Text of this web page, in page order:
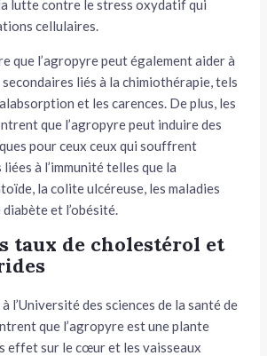
lutte contre le stress oxydatif qui
cellulaires.
que l’agropyre peut également aider à
liés à la chimiothérapie, tels
et les carences. De plus, les
que l’agropyre peut induire des
pour ceux ceux qui souffrent
à l’immunité telles que la
la colite ulcéreuse, les maladies
et l’obésité.
taux de cholestérol et
l’Université des sciences de la santé de
que l’agropyre est une plante
effet sur le cœur et les vaisseaux